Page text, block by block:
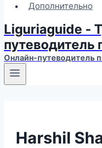
Дополнительно
Liguriaguide -
путеводитель
Онлайн-путеводитель
Harshil